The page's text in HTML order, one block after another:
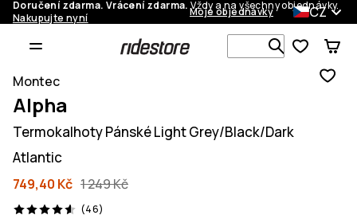
Doručení zdarma. Vrácení zdarma.Vždy a na všechny objednávky.
Nakupujte nyní
Moje objednávky CZ
Vyhledávej
Montec
Alpha
Termokalhoty Pánské Light Grey/Black/Dark
Atlantic
749,40 Kč 1 249 Kč
(46)
46 recenze, 4.6/5